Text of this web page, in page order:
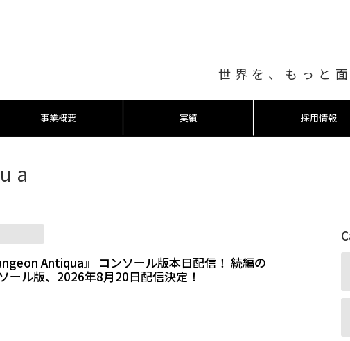
世界を、もっと面
事業概要 実績 採用情報
Antiqua』 コンソール版本日配信！ 続編の
ール版、2026年8月20日配信決定！